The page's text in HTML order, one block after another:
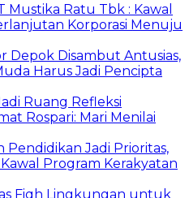
Mustika Ratu Tbk : Kawal
Korporasi Menuju
Depok Disambut Antusias,
Harus Jadi Pencipta
Ruang Refleksi
Rospari: Mari Menilai
Pendidikan Jadi Prioritas,
Program Kerakyatan
Fiqh Lingkungan untuk